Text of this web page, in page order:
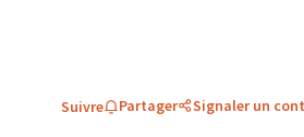
Suivre Partager Signaler un